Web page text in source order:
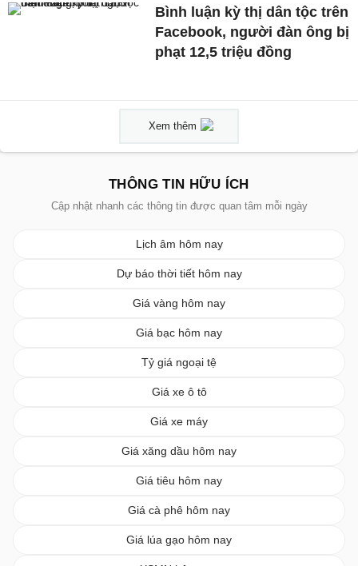
Bình luận kỳ thị dân tộc trên
Facebook, người đàn ông bị
phạt 12,5 triệu đồng
Xem thêm
THÔNG TIN HỮU ÍCH
Cập nhật nhanh các thông tin được quan tâm mỗi ngày
Lịch âm hôm nay
Dự báo thời tiết hôm nay
Giá vàng hôm nay
Giá bạc hôm nay
Tỷ giá ngoại tệ
Giá xe ô tô
Giá xe máy
Giá xăng dầu hôm nay
Giá tiêu hôm nay
Giá cà phê hôm nay
Giá lúa gạo hôm nay